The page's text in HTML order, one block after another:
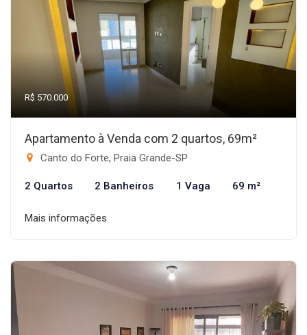
R$ 570.000
Apartamento à Venda com 2 quartos, 69m²
Canto do Forte, Praia Grande-SP
2 Quartos 2 Banheiros 1 Vaga 69 m²
Mais informações